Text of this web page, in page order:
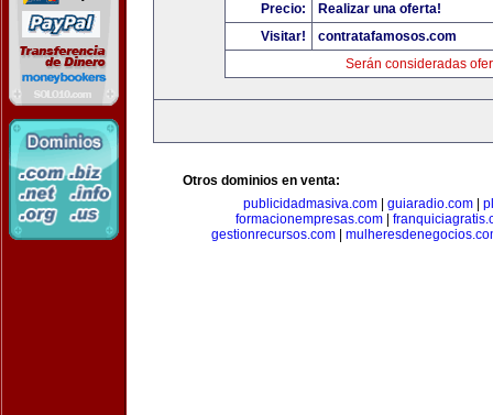
Precio:
Realizar una oferta!
Visitar!
contratafamosos.com
Serán consideradas
Otros dominios en venta:
publicidadmasiva.com
guiaradio.com
formacionempresas.com|
gestionrecursos.com|